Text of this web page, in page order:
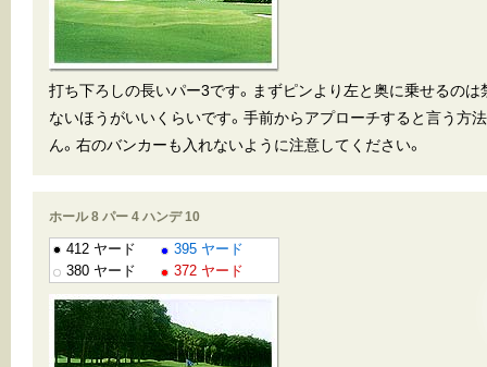
打ち下ろしの長いパー3です。まずピンより左と奥に乗せるのは
ないほうがいいくらいです。手前からアプローチすると言う方
ん。右のバンカーも入れないように注意してください。
ホール 8 パー 4 ハンデ 10
412 ヤード
395 ヤード
380 ヤード
372 ヤード